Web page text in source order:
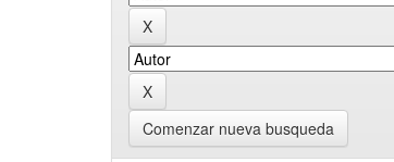
Comenzar nueva busqueda